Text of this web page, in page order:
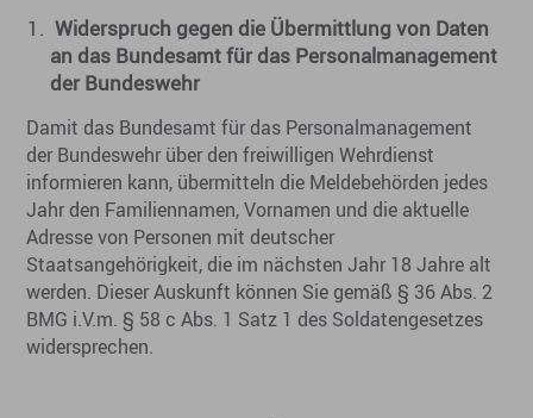
Widerspruch gegen die Übermittlung von Daten
an das Bundesamt für das Personalmanagement
der Bundeswehr
Damit das Bundesamt für das Personalmanagement
der Bundeswehr über den freiwilligen Wehrdienst
informieren kann, übermitteln die Meldebehörden jedes
Jahr den Familiennamen, Vornamen und die aktuelle
Adresse von Personen mit deutscher
Staatsangehörigkeit, die im nächsten Jahr 18 Jahre alt
werden. Dieser Auskunft können Sie gemäß § 36 Abs. 2
BMG i.V.m. § 58 c Abs. 1 Satz 1 des Soldatengesetzes
widersprechen.